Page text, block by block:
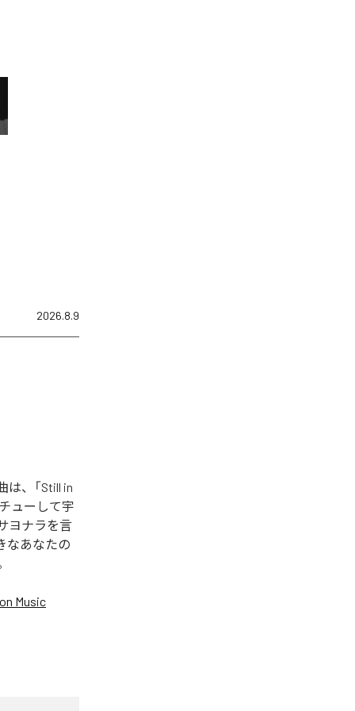
2026.8.9
は、「Still in
チューして宇
サヨナラを言
なあなたの
Music